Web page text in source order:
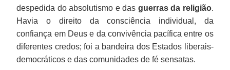
despedida do absolutismo e das guerras da religião.
Havia o direito da consciência individual, da
confiança em Deus e da convivência pacífica entre os
diferentes credos; foi a bandeira dos Estados liberais-
democráticos e das comunidades de fé sensatas.